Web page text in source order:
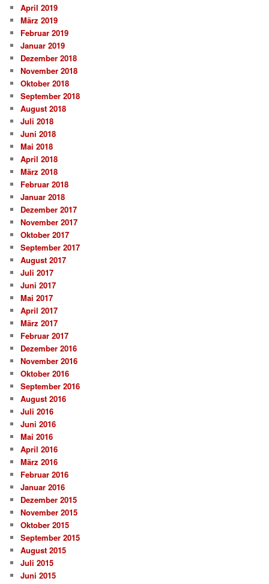
April 2019
März 2019
Februar 2019
Januar 2019
Dezember 2018
November 2018
Oktober 2018
September 2018
August 2018
Juli 2018
Juni 2018
Mai 2018
April 2018
März 2018
Februar 2018
Januar 2018
Dezember 2017
November 2017
Oktober 2017
September 2017
August 2017
Juli 2017
Juni 2017
Mai 2017
April 2017
März 2017
Februar 2017
Dezember 2016
November 2016
Oktober 2016
September 2016
August 2016
Juli 2016
Juni 2016
Mai 2016
April 2016
März 2016
Februar 2016
Januar 2016
Dezember 2015
November 2015
Oktober 2015
September 2015
August 2015
Juli 2015
Juni 2015